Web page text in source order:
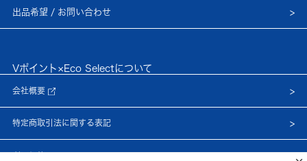
出品希望 / お問い合わせ
Vポイント×Eco Selectについて
会社概要
特定商取引法に関する表記